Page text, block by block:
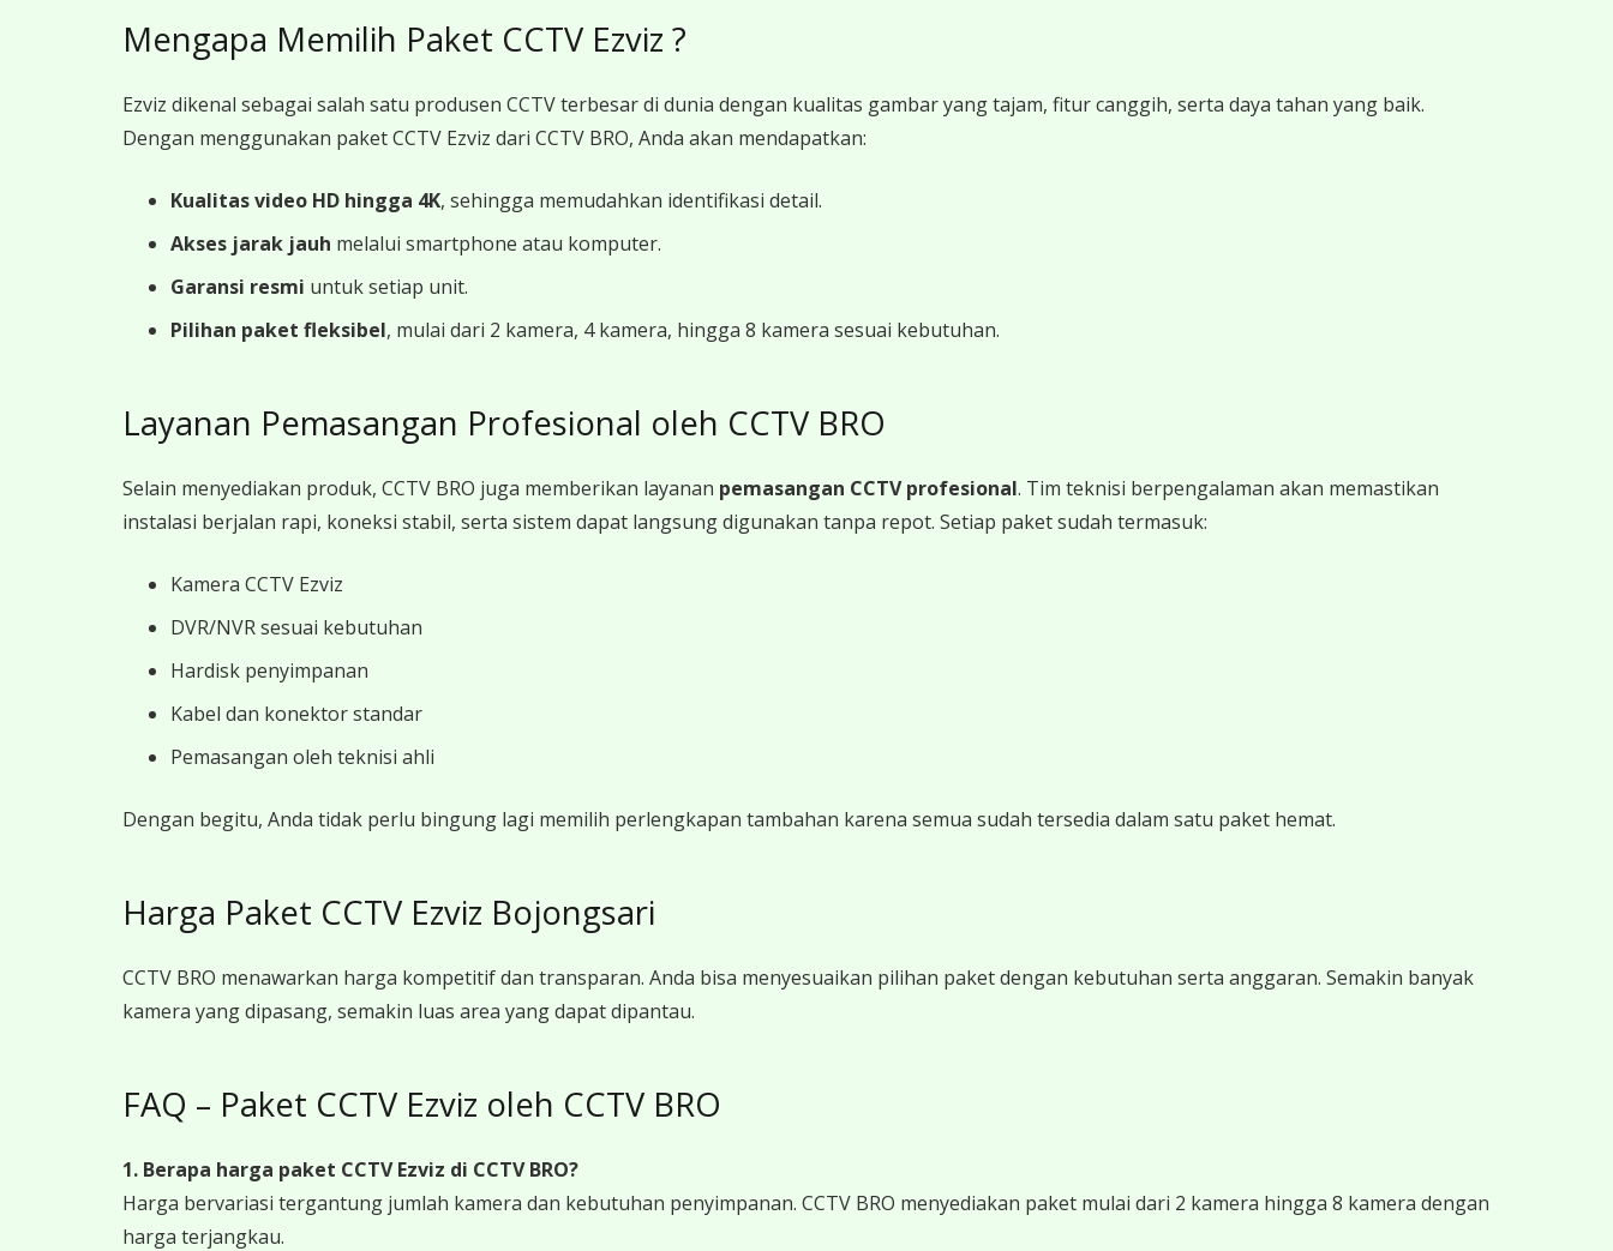
Mengapa Memilih Paket CCTV Ezviz ?
Ezviz dikenal sebagai salah satu produsen CCTV terbesar di dunia dengan kualitas gambar yang tajam, fitur canggih, serta daya tahan yang baik.
Dengan menggunakan paket CCTV Ezviz dari CCTV BRO, Anda akan mendapatkan:
Kualitas video HD hingga 4K, sehingga memudahkan identifikasi detail.
Akses jarak jauh melalui smartphone atau komputer.
Garansi resmi untuk setiap unit.
Pilihan paket fleksibel, mulai dari 2 kamera, 4 kamera, hingga 8 kamera sesuai kebutuhan.
Layanan Pemasangan Profesional oleh CCTV BRO
Selain menyediakan produk, CCTV BRO juga memberikan layanan pemasangan CCTV profesional. Tim teknisi berpengalaman akan memastikan
instalasi berjalan rapi, koneksi stabil, serta sistem dapat langsung digunakan tanpa repot. Setiap paket sudah termasuk:
Kamera CCTV Ezviz
DVR/NVR sesuai kebutuhan
Hardisk penyimpanan
Kabel dan konektor standar
Pemasangan oleh teknisi ahli
Dengan begitu, Anda tidak perlu bingung lagi memilih perlengkapan tambahan karena semua sudah tersedia dalam satu paket hemat.
Harga Paket CCTV Ezviz Bojongsari
CCTV BRO menawarkan harga kompetitif dan transparan. Anda bisa menyesuaikan pilihan paket dengan kebutuhan serta anggaran. Semakin banyak
kamera yang dipasang, semakin luas area yang dapat dipantau.
FAQ – Paket CCTV Ezviz oleh CCTV BRO
1. Berapa harga paket CCTV Ezviz di CCTV BRO?
Harga bervariasi tergantung jumlah kamera dan kebutuhan penyimpanan. CCTV BRO menyediakan paket mulai dari 2 kamera hingga 8 kamera dengan
harga terjangkau.